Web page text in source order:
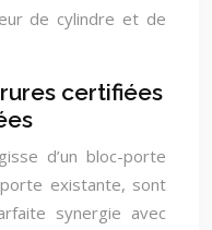
de cylindre et de
certifiées
d’un bloc-porte
existante, sont
synergie avec